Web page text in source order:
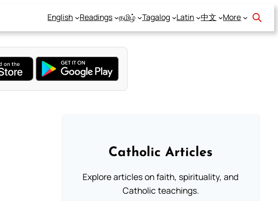
English Readings தமிழ் Tagalog Latin 中文 More
Catholic Articles
Explore articles on faith, spirituality, and
Catholic teachings.